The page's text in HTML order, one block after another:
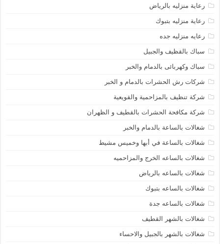
رعاية منزليه بالرياض
رعاية منزليه بتبوك
رعايه منزليه جده
سباك بالقظيف والجبيل
سباك وكهربائى بالدمام والخبر
شركات رش الحشرات بالدمام و الخبر
شركة تنظيف بالمزاحمية والقويعية
شركة مكافحة الحشرات بالقطيف و الظهران
شغالات بالساعة بالدمام والخبر
شغالات بالساعة في أبها وخميس مشيط
شغالات بالساعه الخرج والمزاحميه
شغالات بالساعه بالرياض
شغالات بالساعه بتبوك
شغالات بالساعه جدة
شغالات بالشهر القطيف
شغالات بالشهر بالجبيل والاحساء